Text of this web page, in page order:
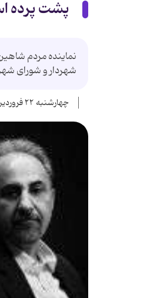
پشت پرده
نماینده مردم
شهردار و شورای
چهارشنبه ۲۲ فروردین ۱۳۹۷ - ۱۵:۳۸